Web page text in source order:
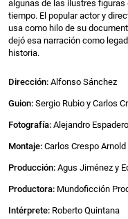
algunas de las ilustres figuras
tiempo. El popular actor y
usa como hilo de su
dejó esa narración como
historia.
Dirección: Alfonso Sánchez
Guion: Sergio Rubio y Carlos
Fotografía: Alejandro Espadero
Montaje: Carlos Crespo Arnold
Producción: Agus Jiménez y
Productora: Mundoficción
Intérprete: Roberto Quintana